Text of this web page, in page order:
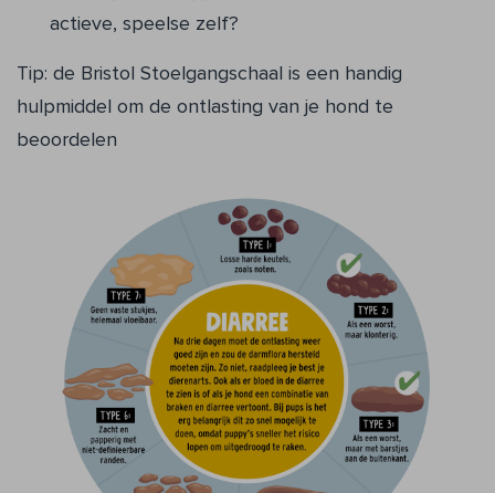
actieve, speelse zelf?
Tip: de Bristol Stoelgangschaal is een handig
hulpmiddel om de ontlasting van je hond te
beoordelen